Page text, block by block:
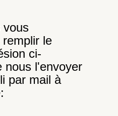
vous
le
ci-
nous l'envoyer
par mail à